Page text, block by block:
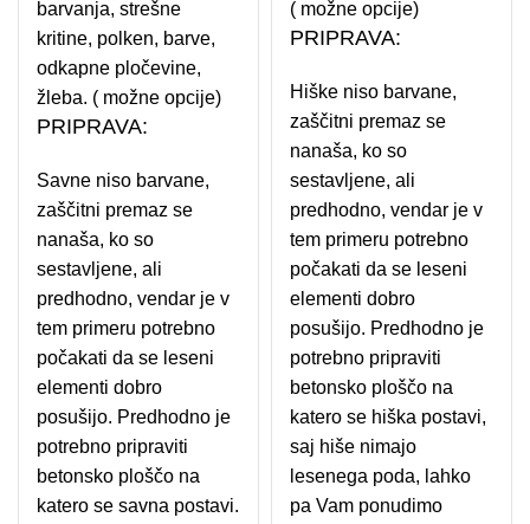
barvanja, strešne
kritine, polken, barve,
odkapne pločevine,
žleba. ( možne opcije)
PRIPRAVA:
Savne niso barvane,
zaščitni premaz se
nanaša, ko so
sestavljene, ali
predhodno, vendar je v
tem primeru potrebno
počakati da se leseni
elementi dobro
posušijo. Predhodno je
potrebno pripraviti
betonsko ploščo na
katero se savna postavi.
( možne opcije)
PRIPRAVA:
Hiške niso barvane,
zaščitni premaz se
nanaša, ko so
sestavljene, ali
predhodno, vendar je v
tem primeru potrebno
počakati da se leseni
elementi dobro
posušijo. Predhodno je
potrebno pripraviti
betonsko ploščo na
katero se hiška postavi,
saj hiše nimajo
lesenega poda, lahko
pa Vam ponudimo